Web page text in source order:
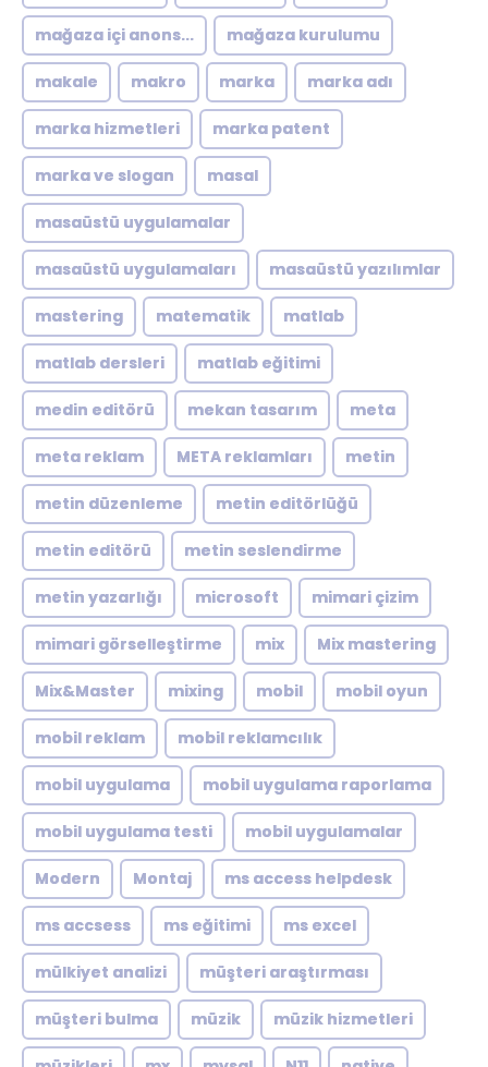
mağaza içi anons... mağaza kurulumu
makale makro marka marka adı
marka hizmetleri marka patent
marka ve slogan masal
masaüstü uygulamalar
masaüstü uygulamaları masaüstü yazılımlar
mastering matematik matlab
matlab dersleri matlab eğitimi
medin editörü mekan tasarım meta
meta reklam META reklamları metin
metin düzenleme metin editörlüğü
metin editörü metin seslendirme
metin yazarlığı microsoft mimari çizim
mimari görselleştirme mix Mix mastering
Mix&Master mixing mobil mobil oyun
mobil reklam mobil reklamcılık
mobil uygulama mobil uygulama raporlama
mobil uygulama testi mobil uygulamalar
Modern Montaj ms access helpdesk
ms accsess ms eğitimi ms excel
mülkiyet analizi müşteri araştırması
müşteri bulma müzik müzik hizmetleri